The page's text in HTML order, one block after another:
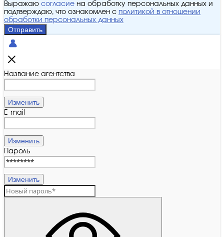
Выражаю согласие на обработку персональных данных и
подтверждаю, что ознакомлен с политикой в отношении
обработки персональных данных
Отправить
Название агентства
Изменить
E-mail
Изменить
Пароль
Изменить